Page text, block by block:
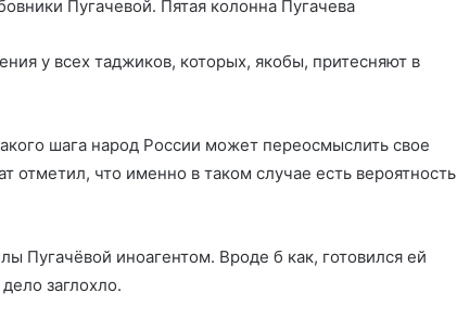
у всех таджиков, которых, якобы, притесняют в
шага народ России может переосмыслить свое
отметил, что именно в таком случае есть вероятность
Пугачёвой иноагентом. Вроде б как, готовился ей
заглохло.